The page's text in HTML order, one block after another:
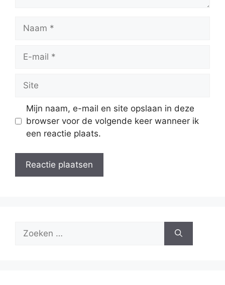
Naam
Site
Mijn naam, e-mail en site opslaan in deze
browser voor de volgende keer wanneer ik
een reactie plaats.
naar: